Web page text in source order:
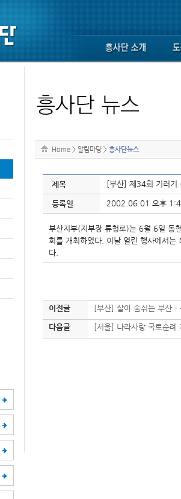
Home > 알림마당 > 흥사단뉴스
제목 [부산] 제34회 기러기
등록일 2002.06.01 오후
부산지부(지부장 류청로)는 6월 6일 동
회를 개최하였다. 이날 열린 행사에서
다.
이전글 [부산] 살아 숨쉬는 부산 -
다음글 [서울] 나라사랑 국토순례